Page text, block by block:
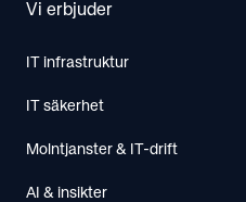
Vi erbjuder
IT infrastruktur
IT säkerhet
Molntjanster & IT-drift
AI & insikter